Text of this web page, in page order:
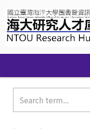
navigation